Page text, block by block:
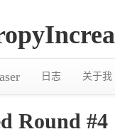
日志 关于我
Round